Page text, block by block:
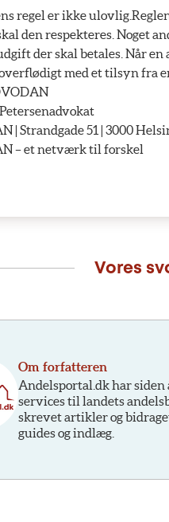
regel er ikke
den respekteres. Noget
der skal betales. Når
med et tilsyn fra
| Strandgade 51 | 3000
– et netværk til forskel
Vores
Om forfatteren
Andelsportal.dk har
services til landets
skrevet artikler og
guides og indlæg.